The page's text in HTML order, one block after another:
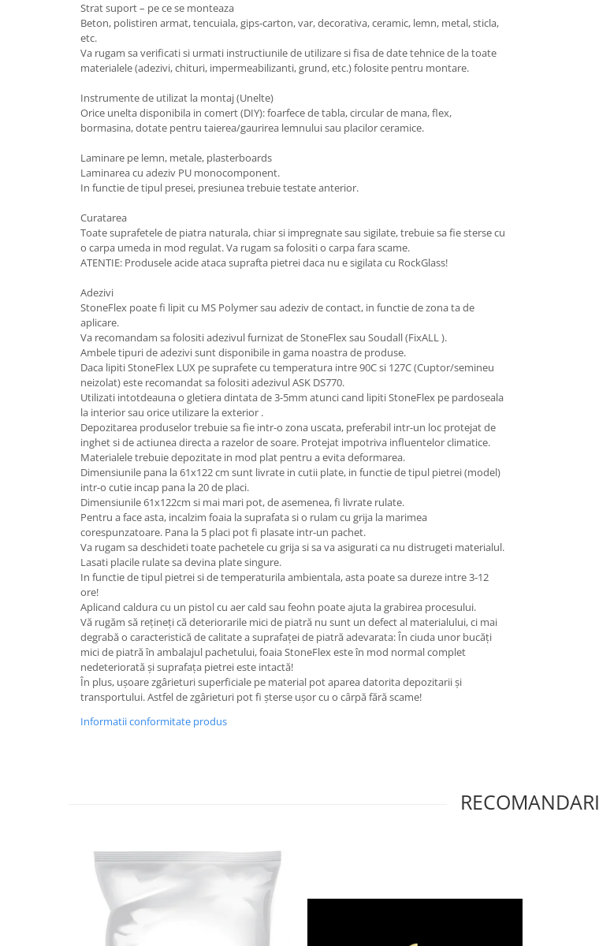
Strat suport – pe ce se monteaza
Beton, polistiren armat, tencuiala, gips-carton, var, decorativa, ceramic, lemn, metal, sticla,
etc.
Va rugam sa verificati si urmati instructiunile de utilizare si fisa de date tehnice de la toate
materialele (adezivi, chituri, impermeabilizanti, grund, etc.) folosite pentru montare.
Instrumente de utilizat la montaj (Unelte)
Orice unelta disponibila in comert (DIY): foarfece de tabla, circular de mana, flex,
bormasina, dotate pentru taierea/gaurirea lemnului sau placilor ceramice.
Laminare pe lemn, metale, plasterboards
Laminarea cu adeziv PU monocomponent.
In functie de tipul presei, presiunea trebuie testate anterior.
Curatarea
Toate suprafetele de piatra naturala, chiar si impregnate sau sigilate, trebuie sa fie sterse cu
o carpa umeda in mod regulat. Va rugam sa folositi o carpa fara scame.
ATENTIE: Produsele acide ataca suprafta pietrei daca nu e sigilata cu RockGlass!
Adezivi
StoneFlex poate fi lipit cu MS Polymer sau adeziv de contact, in functie de zona ta de
aplicare.
Va recomandam sa folositi adezivul furnizat de StoneFlex sau Soudall (FixALL ).
Ambele tipuri de adezivi sunt disponibile in gama noastra de produse.
Daca lipiti StoneFlex LUX pe suprafete cu temperatura intre 90C si 127C (Cuptor/semineu
neizolat) este recomandat sa folositi adezivul ASK DS770.
Utilizati intotdeauna o gletiera dintata de 3-5mm atunci cand lipiti StoneFlex pe pardoseala
la interior sau orice utilizare la exterior .
Depozitarea produselor trebuie sa fie intr-o zona uscata, preferabil intr-un loc protejat de
inghet si de actiunea directa a razelor de soare. Protejat impotriva influentelor climatice.
Materialele trebuie depozitate in mod plat pentru a evita deformarea.
Dimensiunile pana la 61x122 cm sunt livrate in cutii plate, in functie de tipul pietrei (model)
intr-o cutie incap pana la 20 de placi.
Dimensiunile 61x122cm si mai mari pot, de asemenea, fi livrate rulate.
Pentru a face asta, incalzim foaia la suprafata si o rulam cu grija la marimea
corespunzatoare. Pana la 5 placi pot fi plasate intr-un pachet.
Va rugam sa deschideti toate pachetele cu grija si sa va asigurati ca nu distrugeti materialul.
Lasati placile rulate sa devina plate singure.
In functie de tipul pietrei si de temperaturila ambientala, asta poate sa dureze intre 3-12
ore!
Aplicand caldura cu un pistol cu aer cald sau feohn poate ajuta la grabirea procesului.
Vă rugăm să rețineți că deteriorarile mici de piatră nu sunt un defect al materialului, ci mai
degrabă o caracteristică de calitate a suprafaței de piatră adevarata: În ciuda unor bucăți
mici de piatră în ambalajul pachetului, foaia StoneFlex este în mod normal complet
nedeteriorată și suprafața pietrei este intactă!
În plus, ușoare zgârieturi superficiale pe material pot aparea datorita depozitarii și
transportului. Astfel de zgârieturi pot fi șterse ușor cu o cârpă fără scame!
Informatii conformitate produs
RECOMANDARI